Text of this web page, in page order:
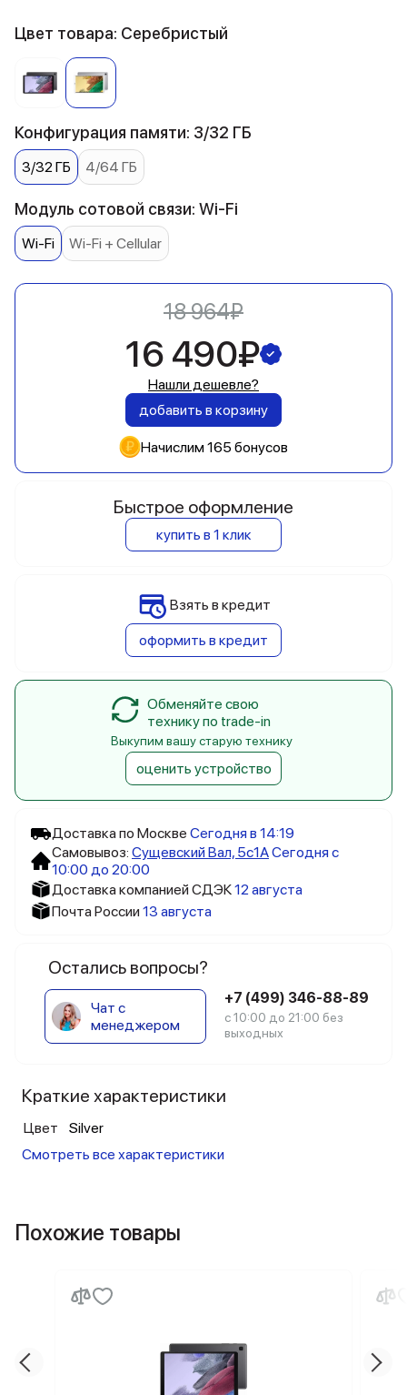
Доставка по Москве Сегодня в 14:19
Самовывоз: Сущевский Вал, 5c1АСегодня с
10:00 до 20:00
Доставка компанией СДЭК12 августа
Почта России 13 августа
Остались вопросы?
Чат с
менеджером
+7 (499) 346-88-89
с 10:00 до 21:00 без
выходных
Краткие характеристики
Цвет
Silver
Смотреть все характеристики
Цвет товара: Серебристый
Конфигурация памяти: 3/32 ГБ
3/32 ГБ 4/64 ГБ
Модуль сотовой связи: Wi-Fi
Wi-Fi Wi-Fi + Cellular
18 964₽
16 490₽
Нашли дешевле?
добавить в корзину
Начислим 165 бонусов
Быстрое оформление
купить в 1 клик
Взять в кредит
оформить в кредит
Обменяйте свою
технику по trade-in
Выкупим вашу старую технику
оценить устройство
Похожие товары